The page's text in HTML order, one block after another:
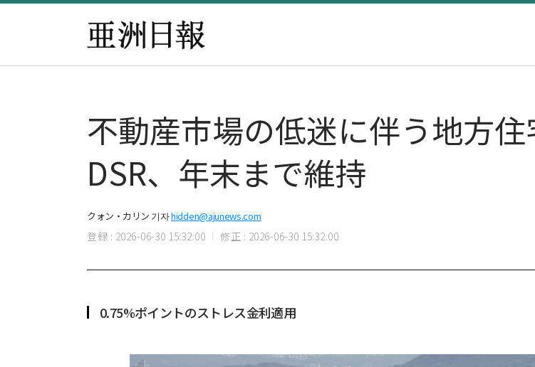
不動産市場の低迷に伴う地方
DSR、年末まで維持
クォン・カリン 기자hidden@ajunews.com
登録 : 2026-06-30 15:32:00 修正 : 2026-06-30 15:32:00
0.75%ポイントのストレス金利適用